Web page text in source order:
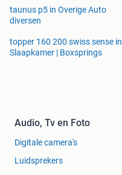
taunus p5 in Overige Auto
diversen
topper 160 200 swiss sense in
Slaapkamer | Boxsprings
Audio, Tv en Foto
Digitale camera's
Luidsprekers